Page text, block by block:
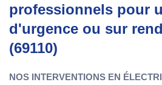
professionnels pour
d'urgence ou sur
(69110)
NOS INTERVENTIONS EN